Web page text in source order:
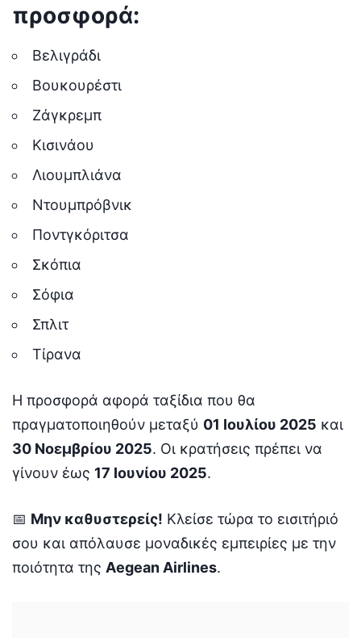
προσφορά:
Βελιγράδι
Βουκουρέστι
Ζάγκρεμπ
Κισινάου
Λιουμπλιάνα
Ντουμπρόβνικ
Ποντγκόριτσα
Σκόπια
Σόφια
Σπλιτ
Τίρανα
Η προσφορά αφορά ταξίδια που θα
πραγματοποιηθούν μεταξύ 01 Ιουλίου 2025 και
30 Νοεμβρίου 2025. Οι κρατήσεις πρέπει να
γίνουν έως 17 Ιουνίου 2025.
📅 Μην καθυστερείς! Κλείσε τώρα το εισιτήριό
σου και απόλαυσε μοναδικές εμπειρίες με την
ποιότητα της Aegean Airlines.